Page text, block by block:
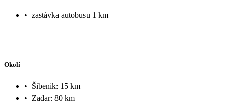
• zastávka autobusu 1 km
Okolí
• Šibenik: 15 km
• Zadar: 80 km